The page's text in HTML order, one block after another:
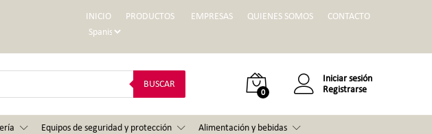
INICIO PRODUCTOS EMPRESAS QUIENES SOMOS CONTACTO
BUSCAR
0
Iniciar sesión
Registrarse
Equipos de seguridad y protección Alimentación y bebidas